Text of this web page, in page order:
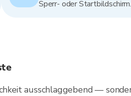
Sperr- oder Startbildschirm.
ausschlaggebend —